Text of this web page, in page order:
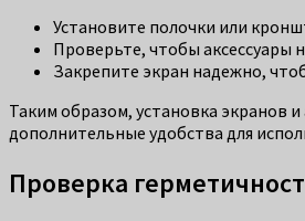
Установите полочки или
Проверьте, чтобы аксессуары
Закрепите экран надежно,
Таким образом, установка экранов
дополнительные удобства для
Проверка